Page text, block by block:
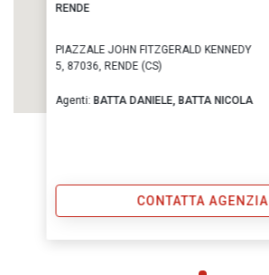
RENDE
PIAZZALE JOHN FITZGERALD KENNEDY
5, 87036, RENDE (CS)
Agenti: BATTA DANIELE, BATTA NICOLA
CONTATTA AGENZIA